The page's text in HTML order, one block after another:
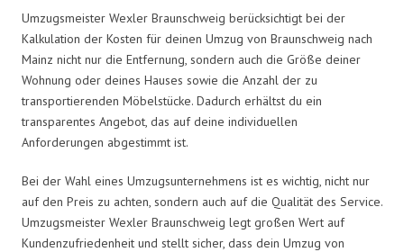
Umzugsmeister Wexler Braunschweig berücksichtigt bei der
Kalkulation der Kosten für deinen Umzug von Braunschweig nach
Mainz nicht nur die Entfernung, sondern auch die Größe deiner
Wohnung oder deines Hauses sowie die Anzahl der zu
transportierenden Möbelstücke. Dadurch erhältst du ein
transparentes Angebot, das auf deine individuellen
Anforderungen abgestimmt ist.
Bei der Wahl eines Umzugsunternehmens ist es wichtig, nicht nur
auf den Preis zu achten, sondern auch auf die Qualität des Service.
Umzugsmeister Wexler Braunschweig legt großen Wert auf
Kundenzufriedenheit und stellt sicher, dass dein Umzug von